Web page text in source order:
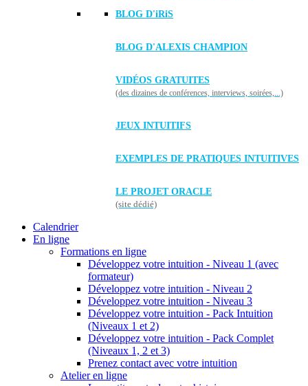
BLOG D'iRiS
BLOG D'ALEXIS CHAMPION
VIDÉOS GRATUITES
(des dizaines de conférences, interviews, soirées,...)
JEUX INTUITIFS
EXEMPLES DE PRATIQUES INTUITIVES
LE PROJET ORACLE
(site dédié)
Calendrier
En ligne
Formations en ligne
Développez votre intuition - Niveau 1 (avec
formateur)
Développez votre intuition - Niveau 2
Développez votre intuition - Niveau 3
Développez votre intuition - Pack Intuition
(Niveaux 1 et 2)
Développez votre intuition - Pack Complet
(Niveaux 1, 2 et 3)
Prenez contact avec votre intuition
Atelier en ligne